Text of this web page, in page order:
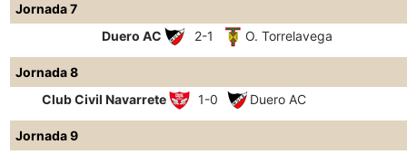
Jornada 7
Duero AC
2-1 O. Torrelavega
Jornada 8
Club Civil Navarrete
1-0 Duero AC
Jornada 9